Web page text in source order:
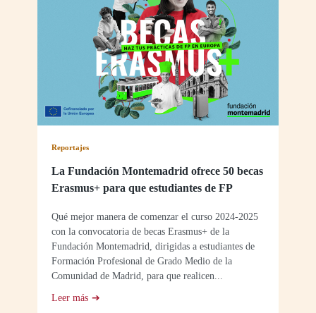
Reportajes
La Fundación Montemadrid ofrece 50 becas
Erasmus+ para que estudiantes de FP
Qué mejor manera de comenzar el curso 2024-2025
con la convocatoria de becas Erasmus+ de la
Fundación Montemadrid, dirigidas a estudiantes de
Formación Profesional de Grado Medio de la
Comunidad de Madrid, para que realicen...
Leer más